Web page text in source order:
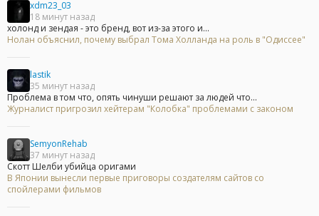
xdm23_03
18 минут назад
холонд и зендая - это бренд, вот из-за этого и...
Нолан объяснил, почему выбрал Тома Холланда на роль в "Одиссее"
lastik
35 минут назад
Проблема в том что, опять чинуши решают за людей что...
Журналист пригрозил хейтерам "Колобка" проблемами с законом
SemyonRehab
37 минут назад
Скотт Шелби убийца оригами
В Японии вынесли первые приговоры создателям сайтов со
спойлерами фильмов